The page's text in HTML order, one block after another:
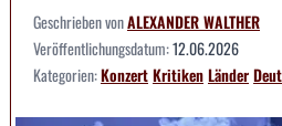
Geschrieben vonALEXANDER WALTHER
Veröffentlichungsdatum:12.06.2026
Kategorien:KonzertKritikenLänder